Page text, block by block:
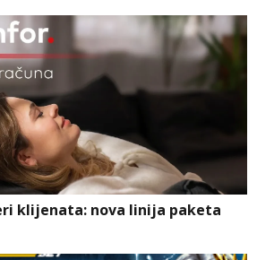
klijenata: nova linija paketa